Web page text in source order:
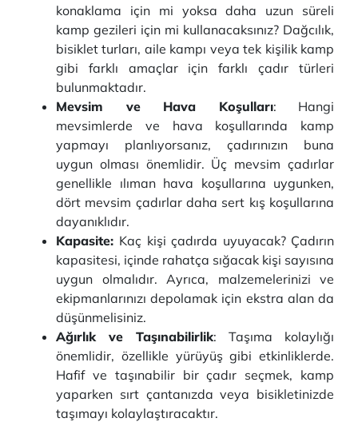
konaklama için mi yoksa daha uzun süreli
kamp gezileri için mi kullanacaksınız? Dağcılık,
bisiklet turları, aile kampı veya tek kişilik kamp
gibi farklı amaçlar için farklı çadır türleri
bulunmaktadır.
Mevsim ve Hava Koşulları: Hangi
mevsimlerde ve hava koşullarında kamp
yapmayı planlıyorsanız, çadırınızın buna
uygun olması önemlidir. Üç mevsim çadırlar
genellikle ılıman hava koşullarına uygunken,
dört mevsim çadırlar daha sert kış koşullarına
dayanıklıdır.
Kapasite: Kaç kişi çadırda uyuyacak? Çadırın
kapasitesi, içinde rahatça sığacak kişi sayısına
uygun olmalıdır. Ayrıca, malzemelerinizi ve
ekipmanlarınızı depolamak için ekstra alan da
düşünmelisiniz.
Ağırlık ve Taşınabilirlik: Taşıma kolaylığı
önemlidir, özellikle yürüyüş gibi etkinliklerde.
Hafif ve taşınabilir bir çadır seçmek, kamp
yaparken sırt çantanızda veya bisikletinizde
taşımayı kolaylaştıracaktır.